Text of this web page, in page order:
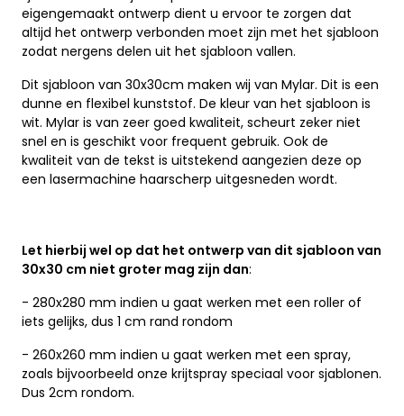
eigengemaakt ontwerp dient u ervoor te zorgen dat
altijd het ontwerp verbonden moet zijn met het sjabloon
zodat nergens delen uit het sjabloon vallen.
Dit sjabloon van 30x30cm maken wij van Mylar. Dit is een
dunne en flexibel kunststof. De kleur van het sjabloon is
wit. Mylar is van zeer goed kwaliteit, scheurt zeker niet
snel en is geschikt voor frequent gebruik. Ook de
kwaliteit van de tekst is uitstekend aangezien deze op
een lasermachine haarscherp uitgesneden wordt.
Let hierbij wel op dat het ontwerp van dit sjabloon van
30x30 cm niet groter mag zijn dan:
- 280x280 mm indien u gaat werken met een roller of
iets gelijks, dus 1 cm rand rondom
- 260x260 mm indien u gaat werken met een spray,
zoals bijvoorbeeld onze krijtspray speciaal voor sjablonen.
Dus 2cm rondom.